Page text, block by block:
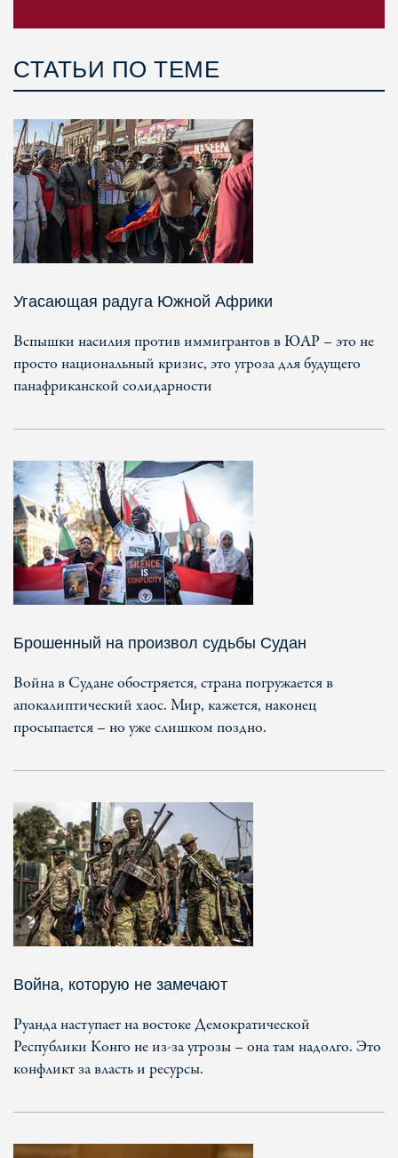
СТАТЬИ ПО ТЕМЕ
Угасающая радуга Южной Африки
Вспышки насилия против иммигрантов в ЮАР – это не
просто национальный кризис, это угроза для будущего
панафриканской солидарности
Брошенный на произвол судьбы Судан
Война в Судане обостряется, страна погружается в
апокалиптический хаос. Мир, кажется, наконец
просыпается – но уже слишком поздно.
Война, которую не замечают
Руанда наступает на востоке Демократической
Республики Конго не из-за угрозы – она там надолго. Это
конфликт за власть и ресурсы.